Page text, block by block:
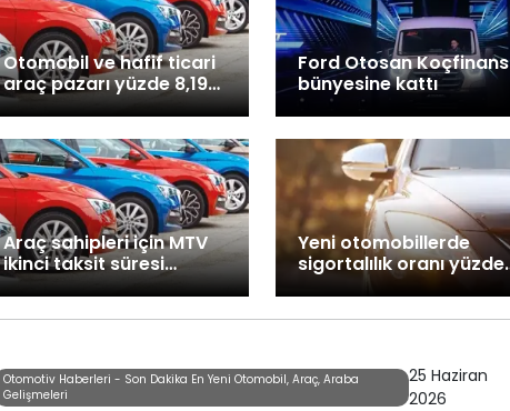
Otomobil ve hafif ticari
araç pazarı yüzde 8,19
daraldı
Araç sahipleri için MTV
ikinci taksit süresi
başladı
Ford Otosan
bünyesine kattı
Yeni otomobillerde
sigortalılık oranı yüzde
80'e yükseldi!
Otomotiv Haberleri - Son Dakika En Yeni Otomobil, Araç, Araba
Gelişmeleri
25 Haziran
2026